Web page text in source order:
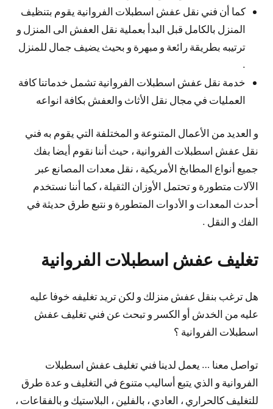
كما أن فني نقل عفش اسطبلات الفروانية يقوم بتنظيف
المنزل بالكامل قبل البدأ بعملية نقل العفش الى المنزل و
ترتيبه بطريقة رائعة و مبهرة و بحيث يضيف جمال للمنزل
.
خدمة نقل عفش اسطبلات الفروانية تشمل خدماتنا كافة
العمليات في مجال نقل الأثاث والعفش بكافة انواعه
و العديد من الأعمال المتنوعة و المختلفة التي يقوم به فني
نقل عفش اسطبلات الفروانية ، حيث أننا نقوم أيضا بفك
جميع أنواع المطابخ الأمريكية ، نقل معدات المصانع عبر
الآلات متطورة و تحتمل الأوزان الثقيلة ، كما أننا نستخدم
أحدث المعدات و الأدوات المتطورة و نتبع طرق حديثة في
الفك و النقل .
تغليف عفش اسطبلات الفروانية
هل ترغب بنقل عفش منزلك و لكن تريد تغليفه خوفا عليه
عليه من الخدش أو الكسر و تبحث عن فني تغليف عفش
اسطبلات الفروانية ؟
تواصل معنا … يعمل لدينا فني تغليف عفش اسطبلات
الفروانية و الذي يتبع أساليب متنوع في التغليف و عدة طرق
للتغليف كالحراري ، العادي ، بالفلين ، البلاستيك و بالفقاعات ،